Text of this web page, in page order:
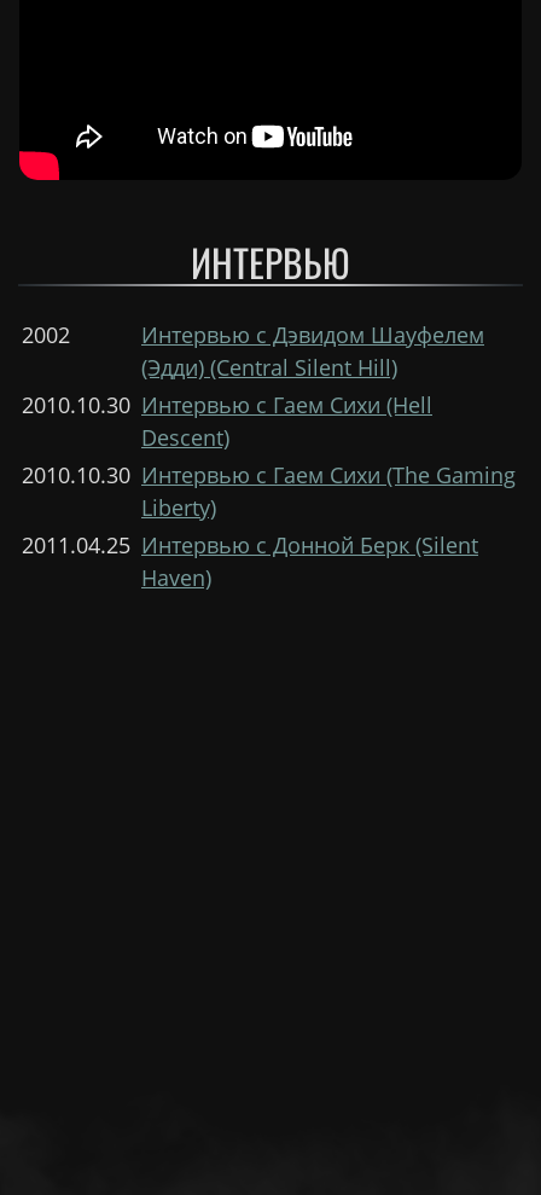
ИНТЕРВЬЮ
2002
Интервью с Дэвидом Шауфелем
(Эдди) (Central Silent Hill)
2010.10.30 Интервью с Гаем Сихи (Hell
Descent)
2010.10.30 Интервью с Гаем Сихи (The Gaming
Liberty)
2011.04.25 Интервью с Донной Берк (Silent
Haven)